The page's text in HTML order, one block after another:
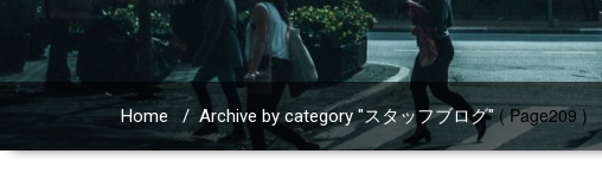
Home / Archive by category "スタッフブログ" ( Page209 )